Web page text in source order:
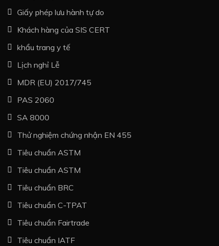
Giấy phép lưu hành tự do
Khách hàng của SIS CERT
khẩu trang y tế
Lịch nghỉ Lễ
MDR (EU) 2017/745
PAS 2060
SA 8000
Thử nghiệm chứng nhận EN 455
Tiêu chuẩn ASTM
Tiêu chuẩn ASTM
Tiêu chuẩn BRC
Tiêu chuẩn C-TPAT
Tiêu chuẩn Fairtrade
Tiêu chuẩn IATF